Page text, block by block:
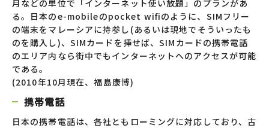
月などの単位で「インターネット使い放題」のプランがあ
る。日本のe-mobileのpocket wifiのように、SIMフリー
の端末をマレーシアに持参し(あるいは現地でそういったも
のを購入し)、SIMカードを挿せば、SIMカードの携帯電話
のエリア内なら街中でもインターネットへのアクセスが可能
である。
(2010年10月現在、福島康博)
携帯電話
日本の携帯電話は、各社ともローミングに対応しており、古